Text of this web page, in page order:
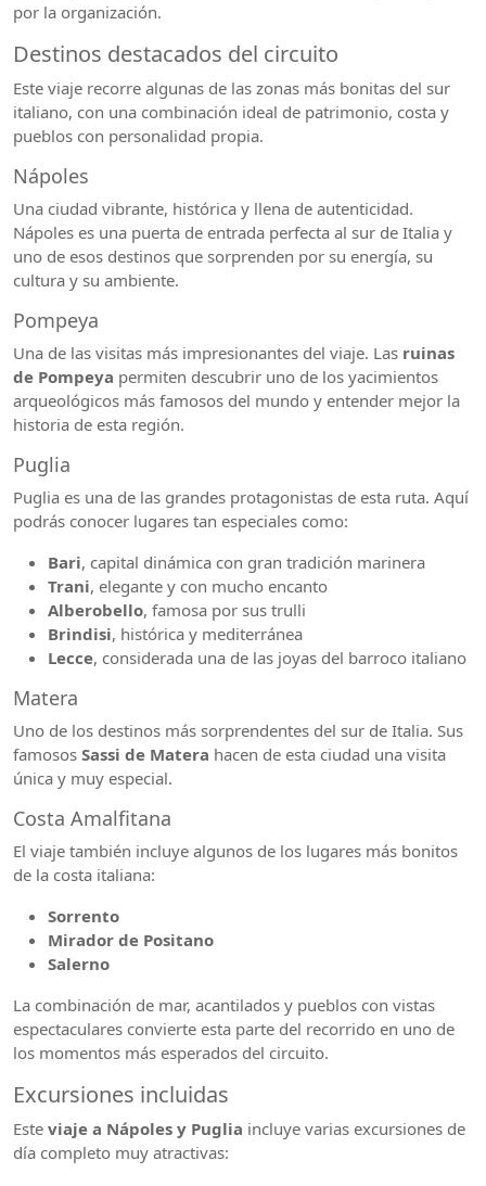
por la organización.
Destinos destacados del circuito
Este viaje recorre algunas de las zonas más bonitas del sur
italiano, con una combinación ideal de patrimonio, costa y
pueblos con personalidad propia.
Nápoles
Una ciudad vibrante, histórica y llena de autenticidad.
Nápoles es una puerta de entrada perfecta al sur de Italia y
uno de esos destinos que sorprenden por su energía, su
cultura y su ambiente.
Pompeya
Una de las visitas más impresionantes del viaje. Las ruinas
de Pompeya permiten descubrir uno de los yacimientos
arqueológicos más famosos del mundo y entender mejor la
historia de esta región.
Puglia
Puglia es una de las grandes protagonistas de esta ruta. Aquí
podrás conocer lugares tan especiales como:
Bari, capital dinámica con gran tradición marinera
Trani, elegante y con mucho encanto
Alberobello, famosa por sus trulli
Brindisi, histórica y mediterránea
Lecce, considerada una de las joyas del barroco italiano
Matera
Uno de los destinos más sorprendentes del sur de Italia. Sus
famosos Sassi de Matera hacen de esta ciudad una visita
única y muy especial.
Costa Amalfitana
El viaje también incluye algunos de los lugares más bonitos
de la costa italiana:
Sorrento
Mirador de Positano
Salerno
La combinación de mar, acantilados y pueblos con vistas
espectaculares convierte esta parte del recorrido en uno de
los momentos más esperados del circuito.
Excursiones incluidas
Este viaje a Nápoles y Puglia incluye varias excursiones de
día completo muy atractivas: